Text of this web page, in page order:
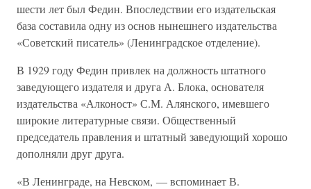
шести лет был Федин. Впоследствии его издательская
база составила одну из основ нынешнего издательства
«Советский писатель» (Ленинградское отделение).
В 1929 году Федин привлек на должность штатного
заведующего издателя и друга А. Блока, основателя
издательства «Алконост» С.М. Алянского, имевшего
широкие литературные связи. Общественный
председатель правления и штатный заведующий хорошо
дополняли друг друга.
«В Ленинграде, на Невском, — вспоминает В.